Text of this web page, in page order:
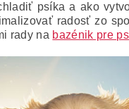
psíkaa ako
radosť zo
rady na bazénik pre